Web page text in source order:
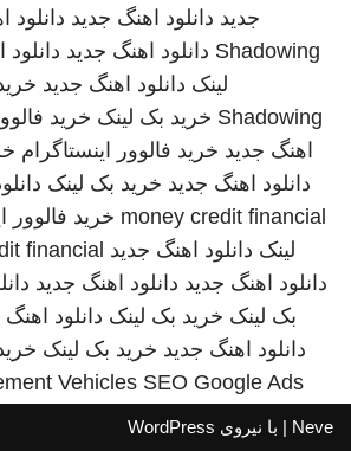
جدید دانلود اهنگ جدید دانلود
Shadowing دانلود اهنگ جدید
لینک دانلود اهنگ جدید
Shadowing خرید بک لینک خرید
اهنگ جدید خرید فالوور اینستاگرام
دانلود اهنگ جدید خرید بک لینک
money credit financial خرید فالوور
لینک دانلود اهنگ جدید financial
دانلود اهنگ جدید دانلود اهنگ جدید
بک لینک خرید بک لینک دانلود
دانلود اهنگ جدید خرید بک لینک
Vehicles SEO Google Ads
Neve | با نیروی WordPress